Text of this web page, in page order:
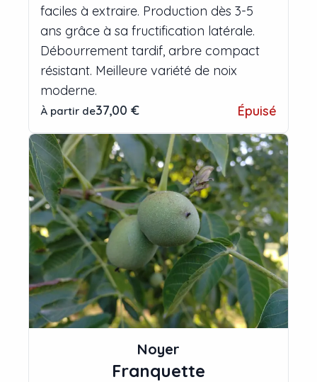
faciles à extraire. Production dès 3-5
ans grâce à sa fructification latérale.
Débourrement tardif, arbre compact
résistant. Meilleure variété de noix
moderne.
À partir de37,00 € Épuisé
Noyer
Franquette